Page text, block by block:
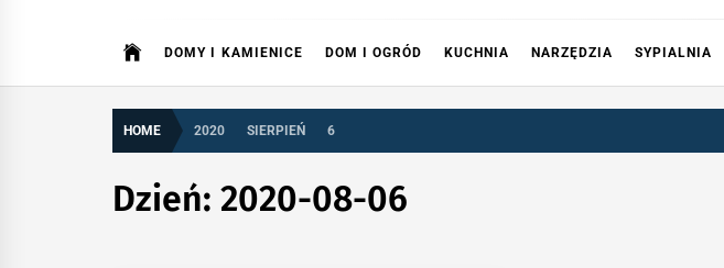
DOMY I KAMIENICE DOM I OGRÓD KUCHNIA NARZĘDZIA SYPIALNIA
HOME 2020 SIERPIEŃ 6
Dzień:2020-08-06